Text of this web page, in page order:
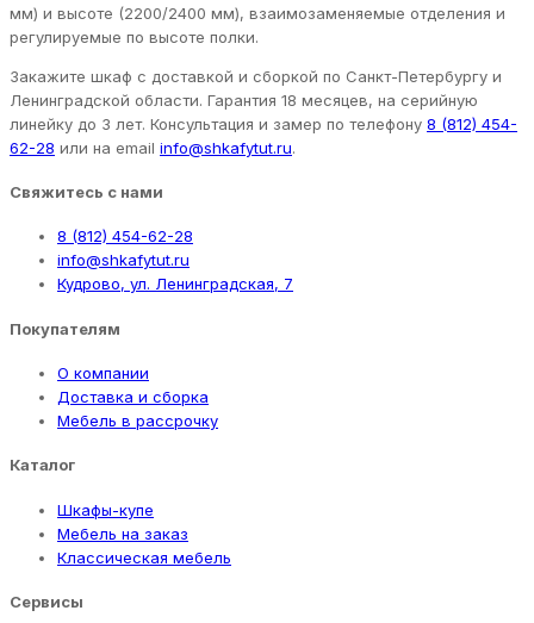
мм) и высоте (2200/2400 мм), взаимозаменяемые отделения и
регулируемые по высоте полки.
Закажите шкаф с доставкой и сборкой по Санкт-Петербургу и
Ленинградской области. Гарантия 18 месяцев, на серийную
линейку до 3 лет. Консультация и замер по телефону 8 (812) 454-
62-28 или на email info@shkafytut.ru.
Свяжитесь с нами
8 (812) 454-62-28
info@shkafytut.ru
Кудрово, ул. Ленинградская, 7
Покупателям
О компании
Доставка и сборка
Мебель в рассрочку
Каталог
Шкафы-купе
Мебель на заказ
Классическая мебель
Сервисы